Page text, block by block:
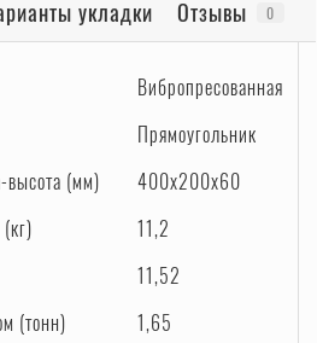
укладки Отзывы 0
Вибропресованная
Прямоугольник
(мм)
400x200x60
11,2
11,52
(тонн)
1,65